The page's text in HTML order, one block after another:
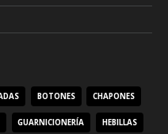
BOTONES CHAPONES
GUARNICIONERÍA HEBILLAS